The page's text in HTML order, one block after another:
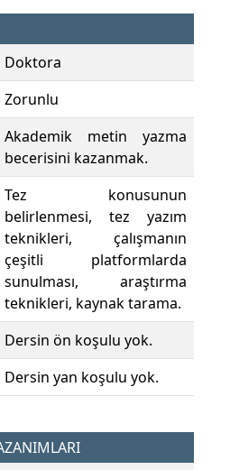
Doktora
Zorunlu
Akademik metin yazma
becerisini kazanmak.
Tez konusunun
belirlenmesi, tez yazım
teknikleri, çalışmanın
çeşitli platformlarda
sunulması, araştırma
teknikleri, kaynak tarama.
Dersin ön koşulu yok.
Dersin yan koşulu yok.